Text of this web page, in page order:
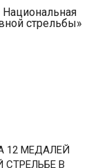
Национальная
стрельбы»
12 МЕДАЛЕЙ
В